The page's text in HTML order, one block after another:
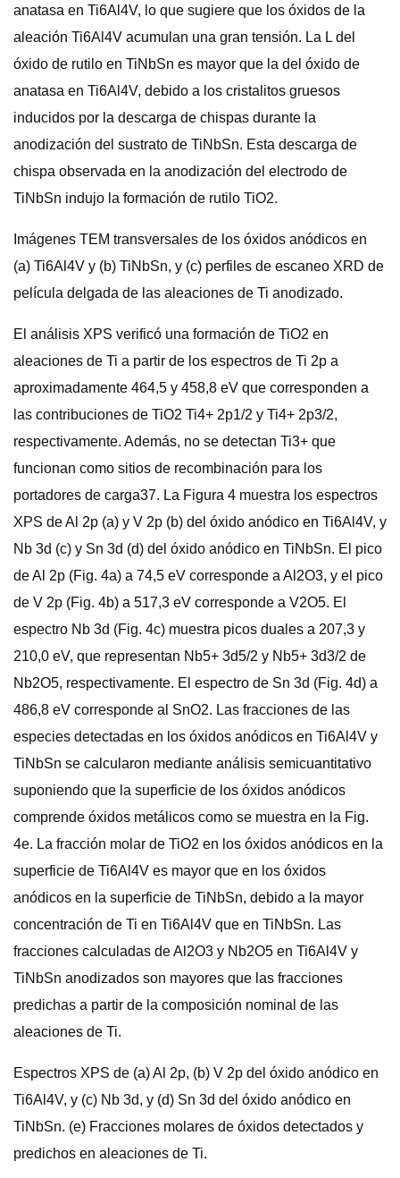
anatasa en Ti6Al4V, lo que sugiere que los óxidos de la
aleación Ti6Al4V acumulan una gran tensión. La L del
óxido de rutilo en TiNbSn es mayor que la del óxido de
anatasa en Ti6Al4V, debido a los cristalitos gruesos
inducidos por la descarga de chispas durante la
anodización del sustrato de TiNbSn. Esta descarga de
chispa observada en la anodización del electrodo de
TiNbSn indujo la formación de rutilo TiO2.
Imágenes TEM transversales de los óxidos anódicos en
(a) Ti6Al4V y (b) TiNbSn, y (c) perfiles de escaneo XRD de
película delgada de las aleaciones de Ti anodizado.
El análisis XPS verificó una formación de TiO2 en
aleaciones de Ti a partir de los espectros de Ti 2p a
aproximadamente 464,5 y 458,8 eV que corresponden a
las contribuciones de TiO2 Ti4+ 2p1/2 y Ti4+ 2p3/2,
respectivamente. Además, no se detectan Ti3+ que
funcionan como sitios de recombinación para los
portadores de carga37. La Figura 4 muestra los espectros
XPS de Al 2p (a) y V 2p (b) del óxido anódico en Ti6Al4V, y
Nb 3d (c) y Sn 3d (d) del óxido anódico en TiNbSn. El pico
de Al 2p (Fig. 4a) a 74,5 eV corresponde a Al2O3, y el pico
de V 2p (Fig. 4b) a 517,3 eV corresponde a V2O5. El
espectro Nb 3d (Fig. 4c) muestra picos duales a 207,3 y
210,0 eV, que representan Nb5+ 3d5/2 y Nb5+ 3d3/2 de
Nb2O5, respectivamente. El espectro de Sn 3d (Fig. 4d) a
486,8 eV corresponde al SnO2. Las fracciones de las
especies detectadas en los óxidos anódicos en Ti6Al4V y
TiNbSn se calcularon mediante análisis semicuantitativo
suponiendo que la superficie de los óxidos anódicos
comprende óxidos metálicos como se muestra en la Fig.
4e. La fracción molar de TiO2 en los óxidos anódicos en la
superficie de Ti6Al4V es mayor que en los óxidos
anódicos en la superficie de TiNbSn, debido a la mayor
concentración de Ti en Ti6Al4V que en TiNbSn. Las
fracciones calculadas de Al2O3 y Nb2O5 en Ti6Al4V y
TiNbSn anodizados son mayores que las fracciones
predichas a partir de la composición nominal de las
aleaciones de Ti.
Espectros XPS de (a) Al 2p, (b) V 2p del óxido anódico en
Ti6Al4V, y (c) Nb 3d, y (d) Sn 3d del óxido anódico en
TiNbSn. (e) Fracciones molares de óxidos detectados y
predichos en aleaciones de Ti.